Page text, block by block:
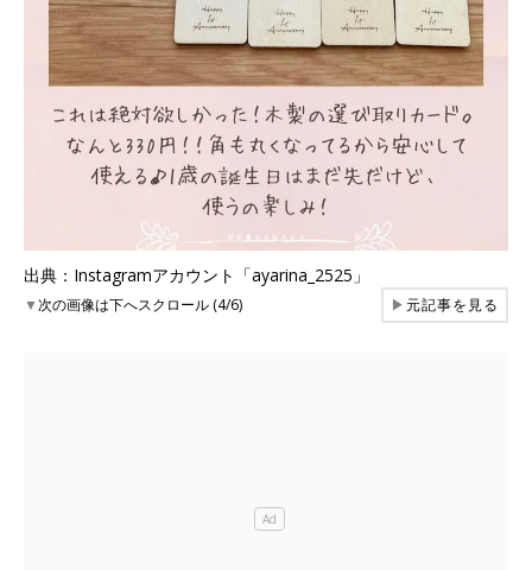
出典：Instagramアカウント「ayarina_2525」
▼次の画像は下へスクロール (4/6) ▶元記事を見る